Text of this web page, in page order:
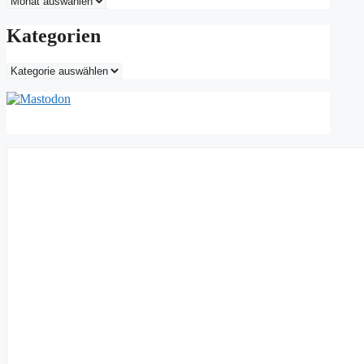
Kategorien
Kategorien